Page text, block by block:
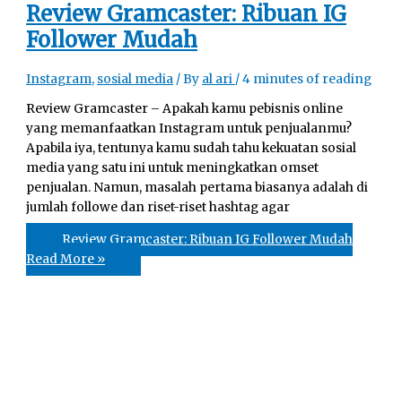
Review Gramcaster: Ribuan IG
Follower Mudah
Instagram, sosial media / By al ari /4 minutes of reading
Review Gramcaster – Apakah kamu pebisnis online
yang memanfaatkan Instagram untuk penjualanmu?
Apabila iya, tentunya kamu sudah tahu kekuatan sosial
media yang satu ini untuk meningkatkan omset
penjualan. Namun, masalah pertama biasanya adalah di
jumlah followe dan riset-riset hashtag agar
Review Gramcaster: Ribuan IG Follower Mudah
Read More »